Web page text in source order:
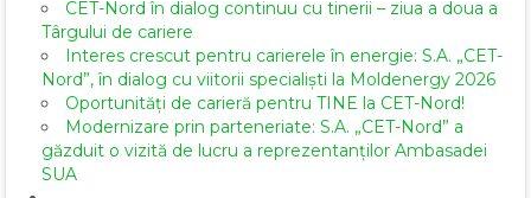
CET-Nord în dialog continuu cu tinerii – ziua a doua a
Târgului de cariere
Interes crescut pentru carierele în energie: S.A. „CET-
Nord”, în dialog cu viitorii specialiști la Moldenergy 2026
Oportunități de carieră pentru TINE la CET-Nord!
Modernizare prin parteneriate: S.A. „CET-Nord” a
găzduit o vizită de lucru a reprezentanților Ambasadei
SUA